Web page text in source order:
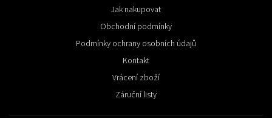
Jak nakupovat
Obchodní podmínky
Podmínky ochrany osobních údajů
Kontakt
Vrácení zboží
Záruční listy